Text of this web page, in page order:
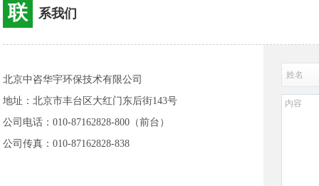
联 系我们
北京中咨华宇环保技术有限公司
地址：北京市丰台区大红门东后街143号
公司电话：010-87162828-800（前台）
公司传真：010-87162828-838